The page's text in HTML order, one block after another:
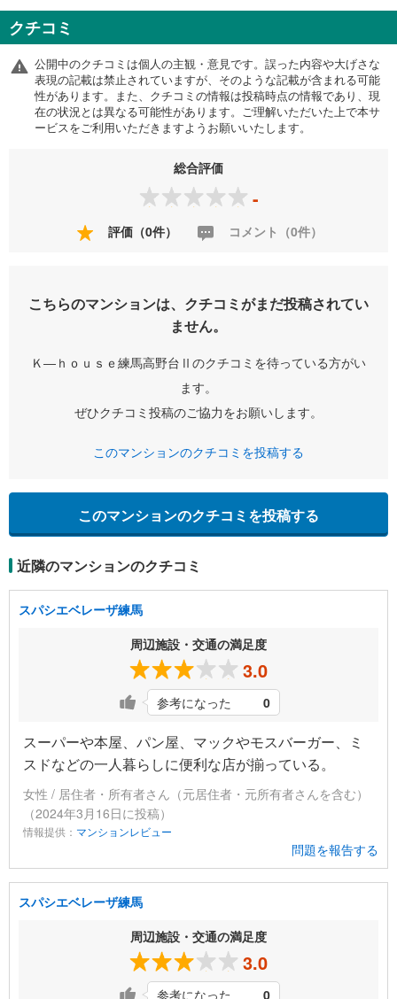
クチコミ
公開中のクチコミは個人の主観・意見です。誤った内容や大げさな
表現の記載は禁止されていますが、そのような記載が含まれる可能
性があります。また、クチコミの情報は投稿時点の情報であり、現
在の状況とは異なる可能性があります。ご理解いただいた上で本サ
ービスをご利用いただきますようお願いいたします。
総合評価
-
評価（0件） コメント（0件）
こちらのマンションは、クチコミがまだ投稿されてい
ません。
Ｋ―ｈｏｕｓｅ練馬高野台Ⅱのクチコミを待っている方がい
ます。
ぜひクチコミ投稿のご協力をお願いします。
このマンションのクチコミを投稿する
このマンションのクチコミを投稿する
近隣のマンションのクチコミ
スパシエベレーザ練馬
周辺施設・交通の満足度
3.0
参考になった 0
スーパーや本屋、パン屋、マックやモスバーガー、ミ
スドなどの一人暮らしに便利な店が揃っている。
女性 / 居住者・所有者さん（元居住者・元所有者さんを含む）
（2024年3月16日に投稿）
情報提供： マンションレビュー
問題を報告する
スパシエベレーザ練馬
周辺施設・交通の満足度
3.0
参考になった 0